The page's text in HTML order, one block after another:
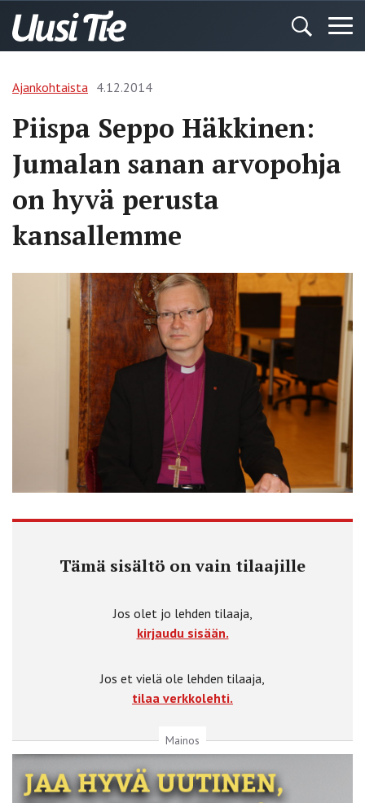
Ajankohtaista 4.12.2014
Piispa Seppo Häkkinen:
Jumalan sanan arvopohja
on hyvä perusta
kansallemme
Tämä sisältö on vain tilaajille
Jos olet jo lehden tilaaja,
kirjaudu sisään.
Jos et vielä ole lehden tilaaja,
tilaa verkkolehti.
Mainos